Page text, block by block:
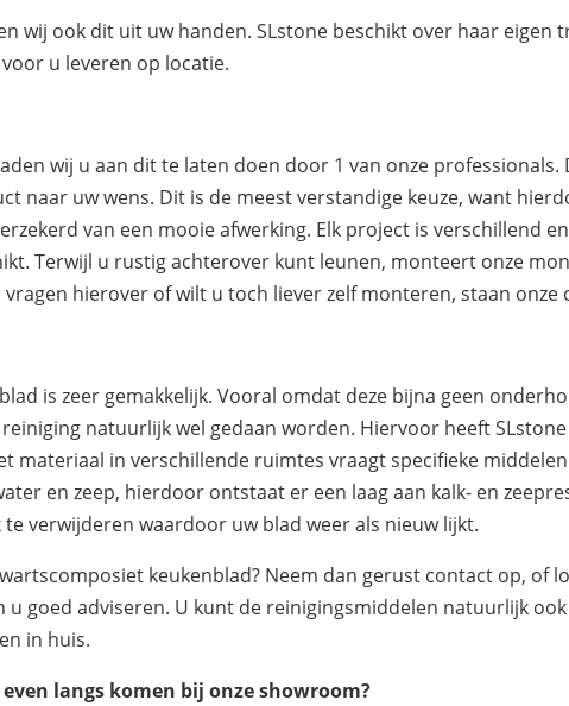
wij ook dit uit uw handen. SLstone beschikt over haar eigen
u leveren op locatie.
wij u aan dit te laten doen door 1 van onze professionals.
naar uw wens. Dit is de meest verstandige keuze, want
van een mooie afwerking. Elk project is verschillend
Terwijl u rustig achterover kunt leunen, monteert onze
vragen hierover of wilt u toch liever zelf monteren, staan onze
is zeer gemakkelijk. Vooral omdat deze bijna geen
natuurlijk wel gedaan worden. Hiervoor heeft
materiaal in verschillende ruimtes vraagt specifieke
en zeep, hierdoor ontstaat er een laag aan kalk- en
verwijderen waardoor uw blad weer als nieuw lijkt.
keukenblad? Neem dan gerust contact op, of
u goed adviseren. U kunt de reinigingsmiddelen natuurlijk
in huis.
langs komen bij onze showroom?